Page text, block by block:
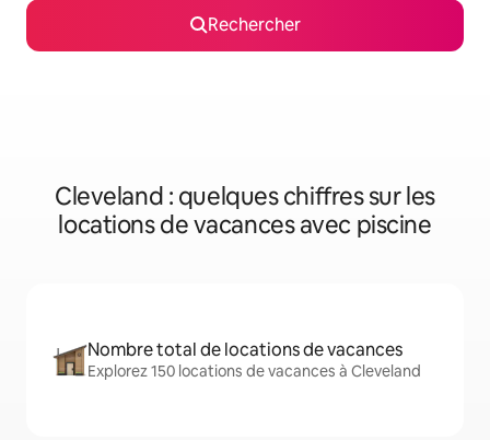
Rechercher
Cleveland : quelques chiffres sur les
locations de vacances avec piscine
Nombre total de locations de vacances
Explorez 150 locations de vacances à Cleveland